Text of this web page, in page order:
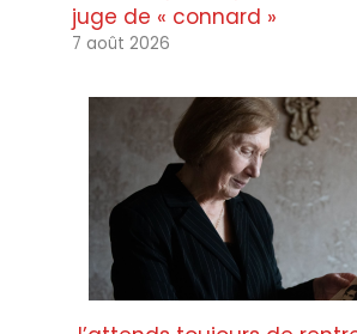
juge de « connard »
7 août 2026